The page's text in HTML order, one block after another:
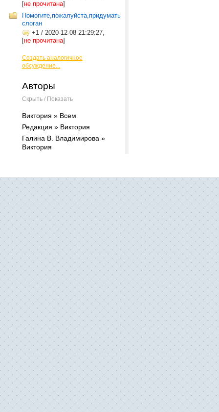
[не прочитана]
Помогите,пожалуйста,придумать
слоган
+1 / 2020-12-08 21:29:27,
[не прочитана]
Создать аналогичное
обсуждение...
Авторы
Скрыть / Показать
Виктория » Всем
Редакция » Виктория
Галина В. Владимирова »
Виктория